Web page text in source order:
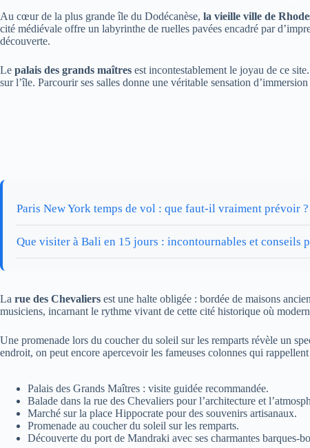
Au cœur de la plus grande île du Dodécanèse, la vieille ville de
cité médiévale offre un labyrinthe de ruelles pavées encadré par
découverte.
Le palais des grands maîtres est incontestablement le joyau de ce
sur l’île. Parcourir ses salles donne une véritable sensation
Paris New York temps de vol : que faut-il vraiment prévoir ?
Que visiter à Bali en 15 jours : incontournables et conseils
La rue des Chevaliers est une halte obligée : bordée de maisons
musiciens, incarnant le rythme vivant de cette cité historique où
Une promenade lors du coucher du soleil sur les remparts révèle un
endroit, on peut encore apercevoir les fameuses colonnes qui
Palais des Grands Maîtres : visite guidée recommandée.
Balade dans la rue des Chevaliers pour l’architecture et
Marché sur la place Hippocrate pour des souvenirs artisanaux.
Promenade au coucher du soleil sur les remparts.
Découverte du port de Mandraki avec ses charmantes barques-